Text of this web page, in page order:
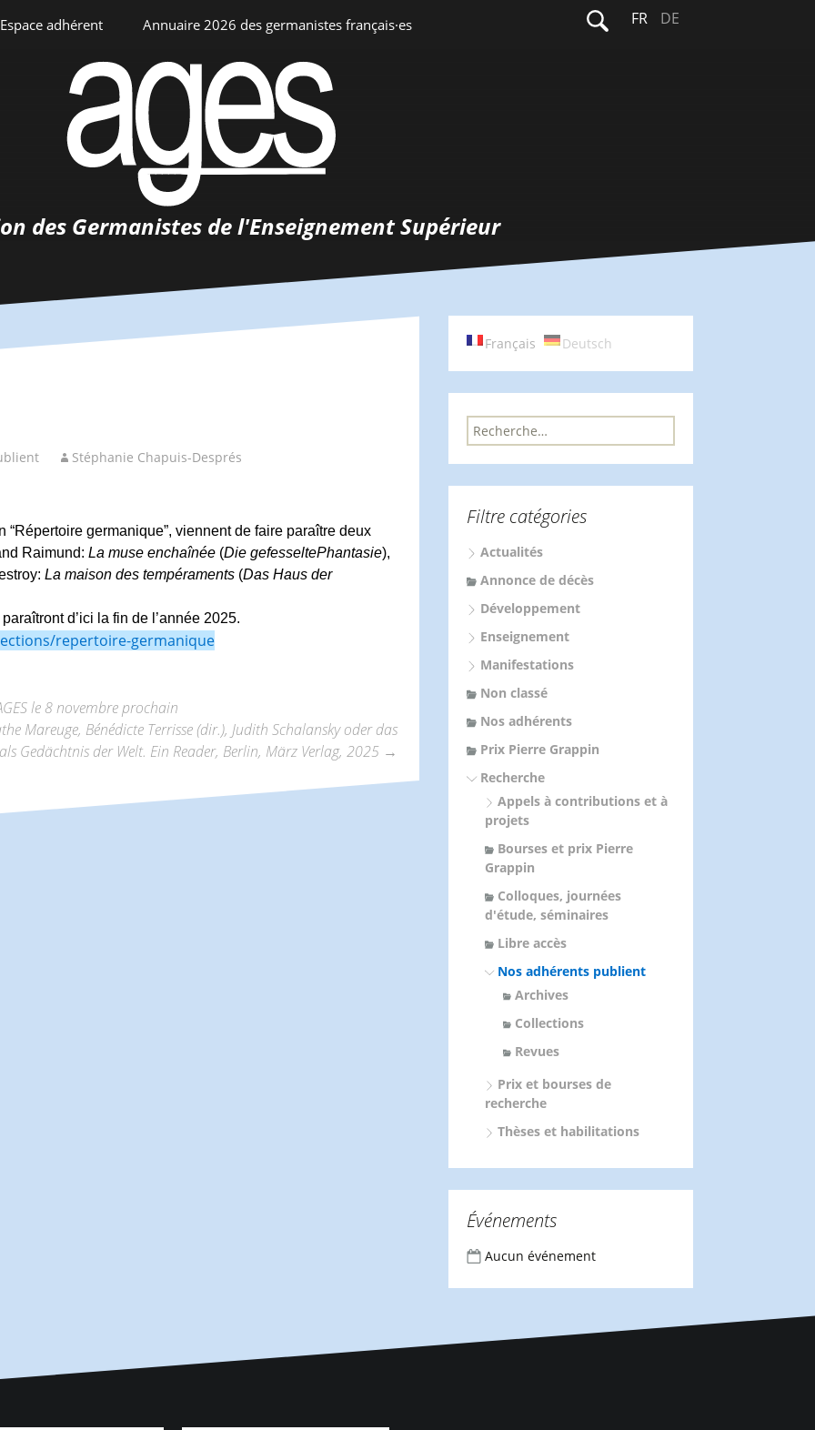
Espace adhérent
Espace personnel
Annuaire 2026 des germanistes français·es
Annuaire interne
Rechercher :
FR DE
des Germanistes de l'Enseignement Supérieur
Stéphanie Chapuis-Després
germanique”, viennent de faire paraître deux
Raimund: La muse enchaînée (Die gefesseltePhantasie),
La maison des tempéraments (Das Haus der
d’ici la fin de l’année 2025.
repertoire-germanique
le 8 novembre prochain
Mareuge, Bénédicte Terrisse (dir.), Judith Schalansky oder das
Gedächtnis der Welt. Ein Reader, Berlin, März Verlag, 2025 →
Français Deutsch
R
e
r
h
e
:
Filtre catégories
Actualités
Annonce de décès
Développement
Enseignement
Manifestations
Non classé
Nos adhérents
Prix Pierre Grappin
Recherche
Appels à contributions et à
projets
Bourses et prix Pierre
Grappin
Colloques, journées
d'étude, séminaires
Libre accès
Nos adhérents publient
Archives
Collections
Revues
Prix et bourses de
recherche
Thèses et habilitations
Événements
Aucun événement